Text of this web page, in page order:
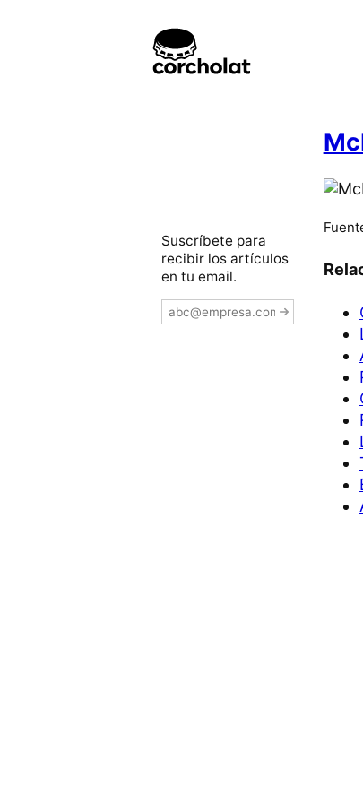
Suscríbete para
recibir los artículos
en tu email.